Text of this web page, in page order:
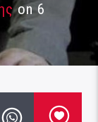
on 6